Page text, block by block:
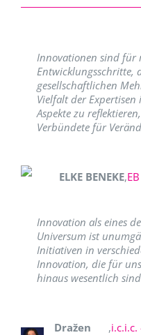
Innovationen sind für
Entwicklungsschritte,
gesellschaftlichen
Vielfalt der
Aspekte zu
Verbündete für
ELKE BENEKE,
Innovation als eines
Universum ist
Initiativen in
Innovation, die für
hinaus wesentlich
Dražen
,